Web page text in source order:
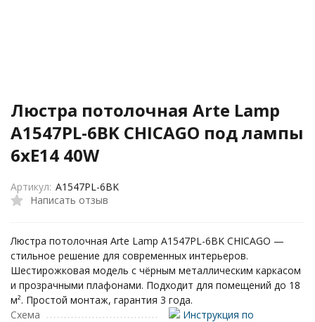
Люстра потолочная Arte Lamp
A1547PL-6BK CHICAGO под лампы
6xE14 40W
Написать отзыв
Артикул: A1547PL-6BK
Люстра потолочная Arte Lamp A1547PL-6BK CHICAGO —
стильное решение для современных интерьеров.
Шестирожковая модель с чёрным металлическим каркасом
и прозрачными плафонами. Подходит для помещений до 18
м². Простой монтаж, гарантия 3 года.
Схема
Инструкция по